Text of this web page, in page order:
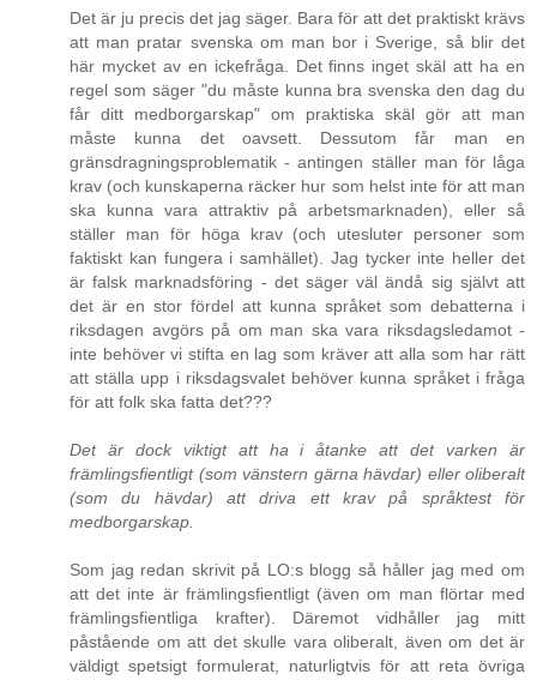
Det är ju precis det jag säger. Bara för att det praktiskt krävs
att man pratar svenska om man bor i Sverige, så blir det
här mycket av en ickefråga. Det finns inget skäl att ha en
regel som säger "du måste kunna bra svenska den dag du
får ditt medborgarskap" om praktiska skäl gör att man
måste kunna det oavsett. Dessutom får man en
gränsdragningsproblematik - antingen ställer man för låga
krav (och kunskaperna räcker hur som helst inte för att man
ska kunna vara attraktiv på arbetsmarknaden), eller så
ställer man för höga krav (och utesluter personer som
faktiskt kan fungera i samhället). Jag tycker inte heller det
är falsk marknadsföring - det säger väl ändå sig självt att
det är en stor fördel att kunna språket som debatterna i
riksdagen avgörs på om man ska vara riksdagsledamot -
inte behöver vi stifta en lag som kräver att alla som har rätt
att ställa upp i riksdagsvalet behöver kunna språket i fråga
för att folk ska fatta det???
Det är dock viktigt att ha i åtanke att det varken är
främlingsfientligt (som vänstern gärna hävdar) eller oliberalt
(som du hävdar) att driva ett krav på språktest för
medborgarskap.
Som jag redan skrivit på LO:s blogg så håller jag med om
att det inte är främlingsfientligt (även om man flörtar med
främlingsfientliga krafter). Däremot vidhåller jag mitt
påstående om att det skulle vara oliberalt, även om det är
väldigt spetsigt formulerat, naturligtvis för att reta övriga